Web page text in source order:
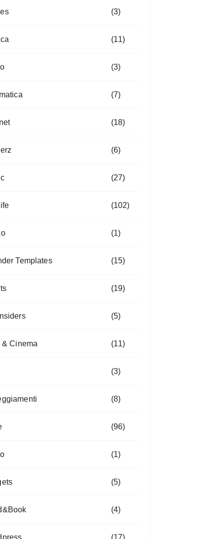
(3)
(11)
(3)
(7)
(18)
(6)
(27)
(102)
(1)
Templates (15)
(19)
(5)
& Cinema (11)
(3)
(8)
(96)
(1)
(5)
(4)
(17)